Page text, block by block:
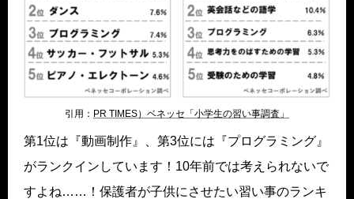
引用： PR TIMES）ベネッセ「小学生の習い事調査」
第1位は『動画制作』、第3位には『プログラミング』
がランクインしています！10年前では考えられないで
すよね……！保護者が子供にさせたい習い事のランキ